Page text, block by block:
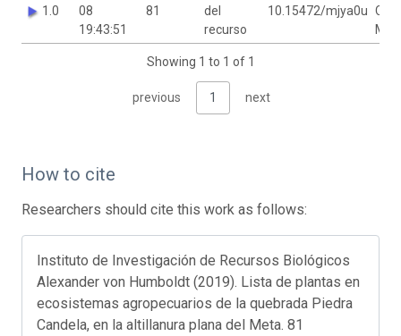
1.0
08
19:43:51
81
del
recurso
10.15472/mjya0u
Showing 1 to 1 of 1
previous 1 next
How to cite
Researchers should cite this work as follows:
Instituto de Investigación de Recursos Biológicos
Alexander von Humboldt (2019). Lista de plantas en
ecosistemas agropecuarios de la quebrada Piedra
Candela, en la altillanura plana del Meta. 81